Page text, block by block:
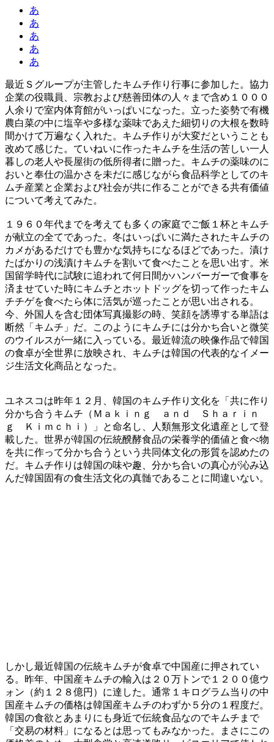
あ
あ
あ
あ
あ
最近Ｓグループが主管したキムチ作り行事に参加した。協力
企業の役職員、宗教および慈善団体の人々まで含め１０００
人余りで室内体育館がいっぱいになった。立った姿勢で有機
農白菜の中に塩辛や多様な薬味であえた細切りの大根を数時
間かけて万遍なく入れた。キムチ作りが大変だということも
改めて感じた。ていねいに作ったキムチを生活の苦しい一人
暮しの老人や長屋街の低所得者に贈った。キムチの薬味のに
おいと奉仕の温かさを未だに感じながら食品科学としてのキ
ムチ産業と企業および社会が共に作ることができる共有価値
について考えてみた。
１９６０年代までを考えても多くの家庭でご飯１杯とキムチ
が献立の全てであった。冬はいっぱいに満たされたキムチの
カメがあるだけでも豊かな気持ちになるほどであった。漬け
たばかりの浅漬けキムチを割いて食べたことを思い出す。米
国留学時代に試験に追われて何日間かハンバーガーで食事を
済ませていた時にキムチとホットドッグを切って作ったキム
チチゲを食べたら体に活気が巡ったことが思い出される。
今、外国人を含む団体写真撮影の時、笑顔を誘導する単語は
断然「キムチ」だ。このようにキムチには分かち合いと微笑
のウイルスが一緒に入っている。最近韓流の映像作品で韓国
の食卓が全世界に放映され、キムチは韓国の代表的なイメー
ジ生活文化商品となった。
ユネスコは昨年１２月、韓国のキムチ作り文化を「共に作り
分かち合うキムチ（Ｍａｋｉｎｇ ａｎｄ Ｓｈａｒｉｎ
ｇ Ｋｉｍｃｈｉ）」と命名し、人類無形文化遺産として登
載した。世界が韓国の伝統醗酵食品の栄養学的価値と食べ物
を共に作って分かち合うという共同体文化の形質を認めたの
だ。キムチ作りは韓国の味や趣、分かち合いの真心が沁み込
んだ韓国固有の食生活文化の真髄であることに間違いない。
しかし最近韓国の伝統キムチが食卓で中国産に押されてい
る。昨年、中国産キムチの輸入は２０万トンで１２００億ウ
ォン（約１２８億円）に達した。通常１キログラム当りの中
国産キムチの価格は韓国産キムチのわずか５分の１程度だ。
韓国の食欲とあまりにも身近で伝統食品なのでキムチまで
「交易の材料」になるとは思ってもみなかった。まさにこの